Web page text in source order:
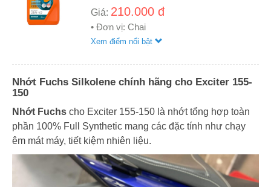
Giá: 210.000 đ
• Đơn vị: Chai
Xem điểm nổi bật
Nhớt Fuchs Silkolene chính hãng cho Exciter 155-
150
Nhớt Fuchs cho Exciter 155-150 là nhớt tổng hợp toàn
phần 100% Full Synthetic mang các đặc tính như chạy
êm mát máy, tiết kiệm nhiên liệu.